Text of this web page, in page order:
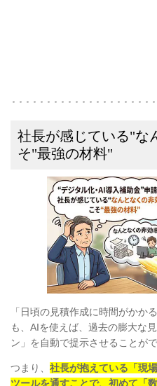
社長が感じている"な
そ"最強の材料"
「日頃の見積作成に時間がかか
も、AIを使えば、過去の膨大な
ン」を自動で提示させることがで
つまり、 社長が抱えている「現
ツールを通すことで、初めて「